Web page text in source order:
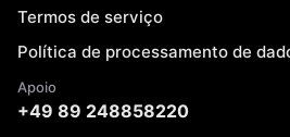
Termos de serviço
Política de processamento de
Apoio
+49 89 248858220